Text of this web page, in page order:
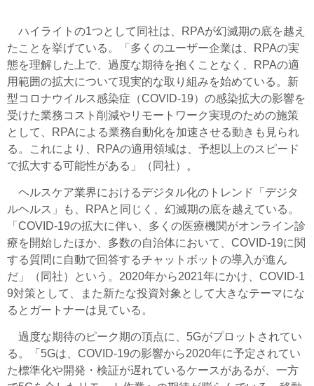
ハイライトの1つとして同社は、RPAが幻滅期の底を越え
たことを挙げている。「多くのユーザー企業は、RPAの実
態を理解した上で、過度な期待を抱くことなく、RPAの適
用範囲の拡大について現実的な取り組みを始めている。新
型コロナウイルス感染症（COVID-19）の感染拡大の影響を
受けた業務コスト削減やリモートワーク実現のための施策
として、RPAによる業務自動化を加速させる動きも見られ
る。これにより、RPAの適用領域は、予想以上のスピード
で拡大する可能性がある」（同社）。
ヘルスケア業界におけるデジタル化のトレンド「デジタ
ルヘルス」も、RPAと同じく、幻滅期の底を越えている。
「COVID-19の拡大に伴い、多くの医療機関がオンライン診
療を開始したほか、多数の自治体において、COVID-19に関
する質問に自動で回答するチャットボットの導入が進ん
だ」（同社）という。2020年から2021年にかけ、COVID-1
9対策として、また新たな投資対象として大きなテーマにな
るとガートナーは見ている。
過度な期待のピーク期の頂点に、5Gがプロットされてい
る。「5Gは、COVID-19の影響から2020年に予定されてい
た標準化や開発・検証が遅れているケースがあるが、一方